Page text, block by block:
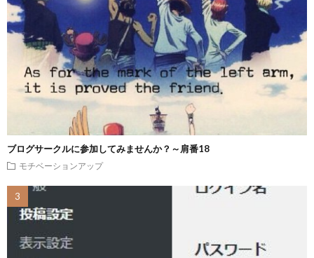
ブログサークルに参加してみませんか？～肩番18
モチベーションアップ